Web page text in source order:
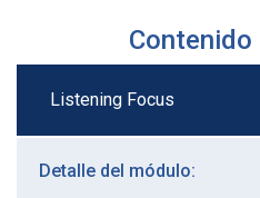
Listening Focus
Detalle del módulo: